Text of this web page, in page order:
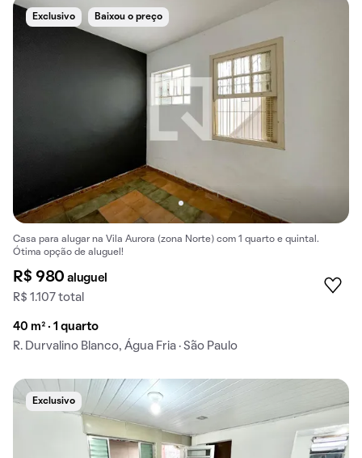
Exclusivo Baixou o preço
Casa para alugar na Vila Aurora (zona Norte) com 1 quarto e quintal.
Ótima opção de aluguel!
R$ 980aluguel
R$ 1.107 total
40 m² · 1 quarto
R. Durvalino Blanco, Água Fria · São Paulo
Exclusivo